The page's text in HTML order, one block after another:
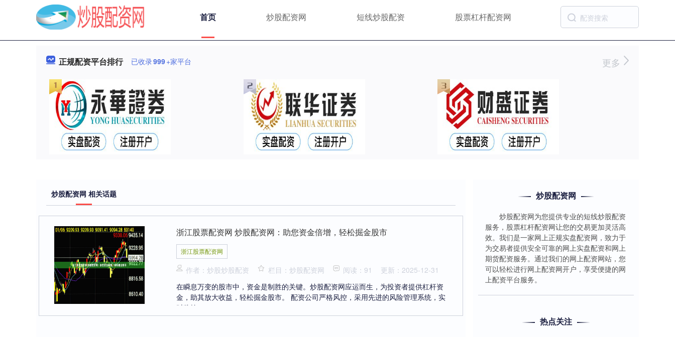
首页 炒股配资网 短线炒股配资 股票杠杆配资网
正规配资平台排行 已收录999+家平台 更多
炒股配资网 相关话题
浙江股票配资网 炒股配资网：助您资金倍增，轻松掘金股市
浙江股票配资网
作者：炒股炒股配资 栏目：炒股配资网 阅读：91
更新：2025-12-31
在瞬息万变的股市中，资金是制胜的关键。炒股配资网应运而生，为投资者提供杠杆资
金，助其放大收益，轻松掘金股市。 配资公司严格风控，采用先进的风险管理系统，实
时监控....
炒股配资网
炒股配资网为您提供专业的短线炒股配资
服务，股票杠杆配资网让您的交易更加灵活高
效。我们是一家网上正规实盘配资网，致力于
为交易者提供安全可靠的网上实盘配资和网上
期货配资服务。通过我们的网上配资网站，您
可以轻松进行网上配资网开户，享受便捷的网
上配资平台服务。
热点关注